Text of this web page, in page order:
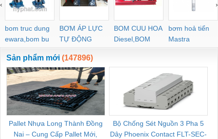
bom truc dung
ewara,bom bu
ewara
BƠM ÁP LỰC
TỰ ĐỘNG
BOM CUU HOA
Diesel,BOM
CHUA CHAY
bơm hoả tiển
Mastra
‹ ›
Sản phẩm mới (147896)
Pallet Nhựa Long Thành Đồng
Nai – Cung Cấp Pallet Mới,
Bộ Chống Sét Nguồn 3 Pha 5
Dây Phoenix Contact FLT-SEC-